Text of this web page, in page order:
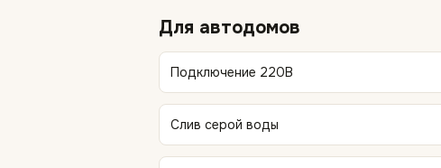
Для автодомов
Подключение 220В
Слив серой воды